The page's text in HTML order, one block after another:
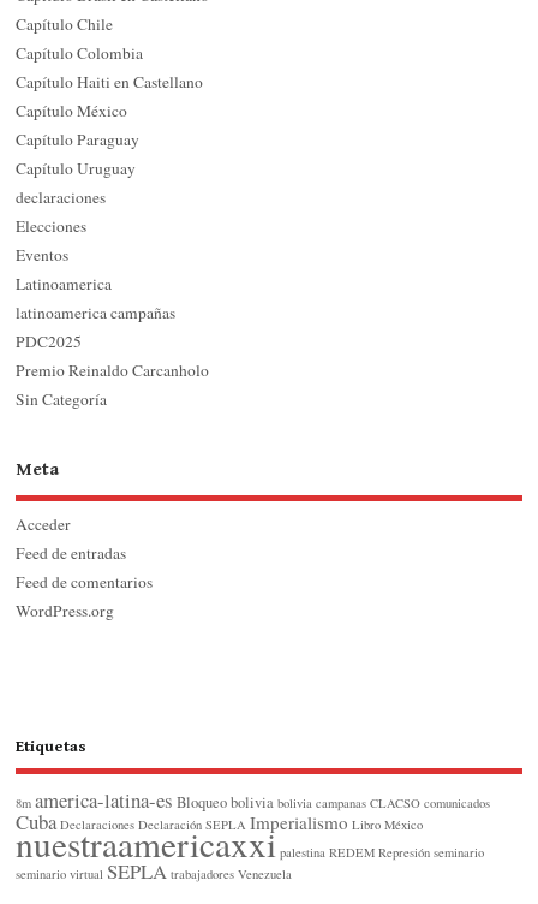
Capítulo Chile
Capítulo Colombia
Capítulo Haiti en Castellano
Capítulo México
Capítulo Paraguay
Capítulo Uruguay
declaraciones
Elecciones
Eventos
Latinoamerica
latinoamerica campañas
PDC2025
Premio Reinaldo Carcanholo
Sin Categoría
Meta
Acceder
Feed de entradas
Feed de comentarios
WordPress.org
Etiquetas
8m america-latina-es Bloqueo bolivia bolivia campanas CLACSO comunicados
Cuba Declaraciones Declaración SEPLA Imperialismo Libro México
nuestraamericaxxi palestina REDEM Represión seminario
seminario virtual SEPLA trabajadores Venezuela